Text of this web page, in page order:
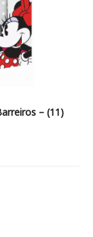
– (11)